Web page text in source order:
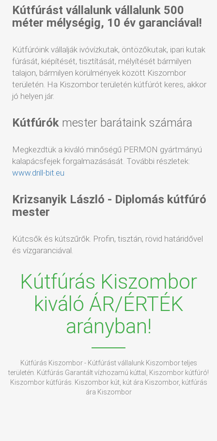
Kútfúrást vállalunk vállalunk 500
méter mélységig, 10 év garanciával!
Kútfúróink vállalják ivóvízkutak, öntözőkutak, ipari kutak
fúrását, kiépítését, tisztítását, mélyítését bármilyen
talajon, bármilyen körülmények között Kiszombor
területén. Ha Kiszombor területén kútfúrót keres, akkor
jó helyen jár.
Kútfúrók mester barátaink számára
Megkezdtük a kiváló minőségű PERMON gyártmányú
kalapácsfejek forgalmazásását. További részletek:
www.drill-bit.eu
Krizsanyik László - Diplomás kútfúró
mester
Kútcsők és kútszűrők. Profin, tisztán, rövid határidővel
és vízgaranciával.
Kútfúrás Kiszombor
kiváló ÁR/ÉRTÉK
arányban!
Kútfúrás Kiszombor - Kútfúrást vállalunk Kiszombor teljes
területén. Kútfúrás Garantált vízhozamú kúttal, Kiszombor kútfúró!
Kiszombor kútfúrás. Kiszombor kút, kút ára Kiszombor, kútfúrás
ára Kiszombor